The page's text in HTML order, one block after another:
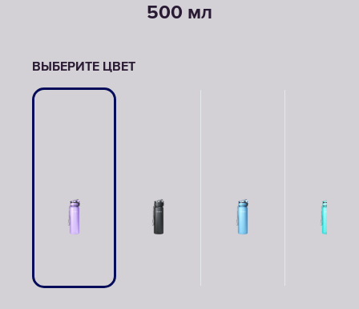
500 мл
ВЫБЕРИТЕ ЦВЕТ